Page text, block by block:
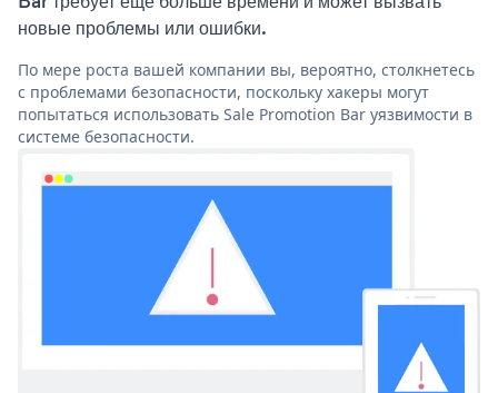
новые проблемы или ошибки.
По мере роста вашей компании вы, вероятно, столкнетесь
с проблемами безопасности, поскольку хакеры могут
попытаться использовать Sale Promotion Bar уязвимости в
системе безопасности.